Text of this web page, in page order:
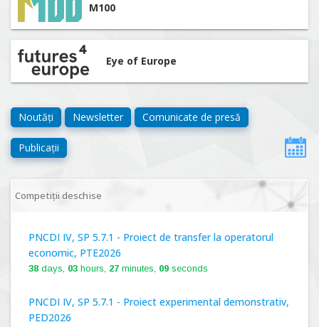
M100
Eye of Europe
Noutăți Newsletter Comunicate de presă
Publicații
Competiții deschise
PNCDI IV, SP 5.7.1 - Proiect de transfer la operatorul
economic, PTE2026
38 days, 03 hours, 27 minutes, 08 seconds
PNCDI IV, SP 5.7.1 - Proiect experimental demonstrativ,
PED2026